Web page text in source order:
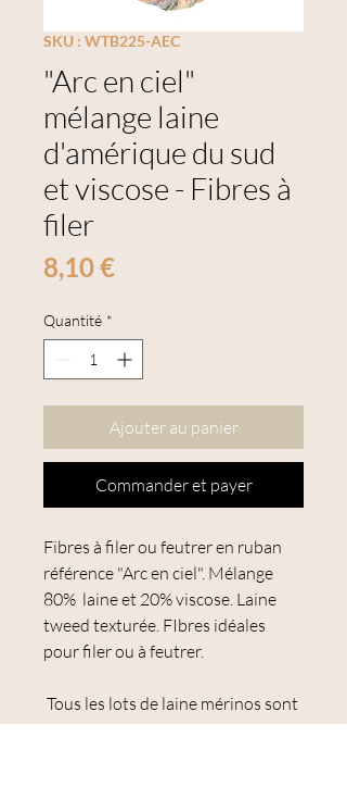
SKU : WTB225-AEC
"Arc en ciel"
mélange laine
d'amérique du sud
et viscose - Fibres à
filer
8,10 €Prix
Quantité *
Ajouter au panier
Commander et payer
Fibres à filer ou feutrer en ruban
référence "Arc en ciel". Mélange
80% laine et 20% viscose. Laine
tweed texturée. FIbres idéales
pour filer ou à feutrer.
Tous les lots de laine mérinos sont
SANS MULESING. La teinture est